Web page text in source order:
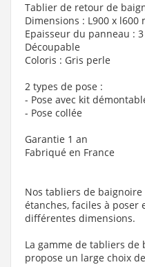
Tablier de retour de
Dimensions : L900 x l600
Epaisseur du panneau :
Découpable
Coloris : Gris perle
2 types de pose :
- Pose avec kit
- Pose collée
Garantie 1 an
Fabriqué en France
Nos tabliers de
étanches, faciles à poser
différentes dimensions.
La gamme de tabliers de
propose un large choix